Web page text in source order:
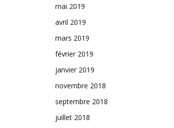
mai 2019
avril 2019
mars 2019
février 2019
janvier 2019
novembre 2018
septembre 2018
juillet 2018